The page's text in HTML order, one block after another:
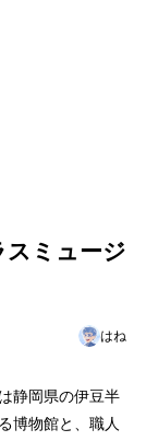
スミュージ
はね
静岡県の伊豆半
博物館と、職人